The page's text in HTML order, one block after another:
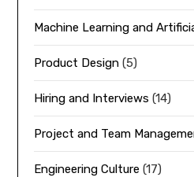
Machine Learning and
Product Design (5)
Hiring and Interviews (14)
Project and Team
Engineering Culture (17)